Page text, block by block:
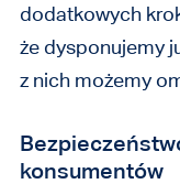
dodatkowych
że dysponujemy
z nich możemy
konsumentów